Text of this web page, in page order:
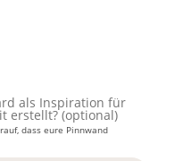
als Inspiration für
erstellt? (optional)
dass eure Pinnwand